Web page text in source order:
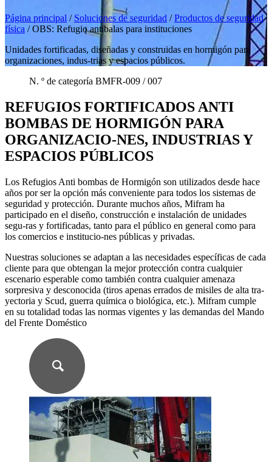
Página principal / Soluciones de seguridad /Productos de seguridad
física /OBS: Refugio antibalas para instituciones
Unidades fortificadas, diseñadas y construidas en hormigón para
organizaciones, indus-trias y espacios públicos.
N. º de categoría BMFR-009 / 007
REFUGIOS FORTIFICADOS ANTI
BOMBAS DE HORMIGÓN PARA
ORGANIZACIO-NES, INDUSTRIAS Y
ESPACIOS PÚBLICOS
Los Refugios Anti bombas de Hormigón son utilizados desde hace
años por ser la opción más conveniente para todos los sistemas de
seguridad y protección. Durante muchos años, Mifram ha
participado en el diseño, construcción e instalación de unidades
segu-ras y fortificadas, tanto para el público en general como para
los comercios e institucio-nes públicas y privadas.
Nuestras soluciones se adaptan a las necesidades específicas de cada
cliente para que obtengan la mejor protección contra cualquier
escenario esperable como también contra cualquier amenaza
sorpresiva y desconocida (tiros apenas errados de misiles de alta tra-
yectoria y Scud, guerra química o biológica, etc.). Mifram cumple
en su totalidad todas las normas vigentes y las demandas del Mando
del Frente Doméstico